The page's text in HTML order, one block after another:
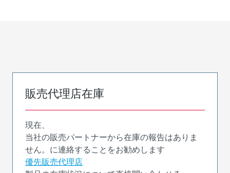
販売代理店在庫
現在、
当社の販売パートナーから在庫の報告はありま
せん。に連絡することをお勧めします
優先販売代理店